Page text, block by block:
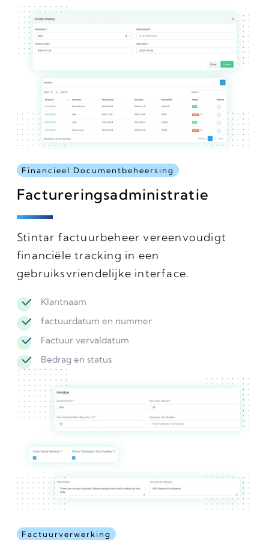
Financieel Documentbeheersing
Factureringsadministratie
Stintar factuurbeheer vereenvoudigt
financiële tracking in een
gebruiksvriendelijke interface.
Klantnaam
factuurdatum en nummer
Factuur vervaldatum
Bedrag en status
Factuurverwerking